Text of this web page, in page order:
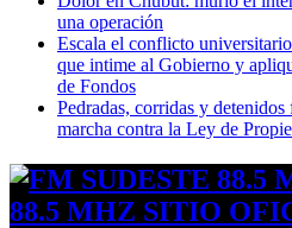
una operación
Escala el conflicto
que intime al Gobierno y
de Fondos
Pedradas, corridas y
marcha contra la Ley de
88.5 MHZ SITIO